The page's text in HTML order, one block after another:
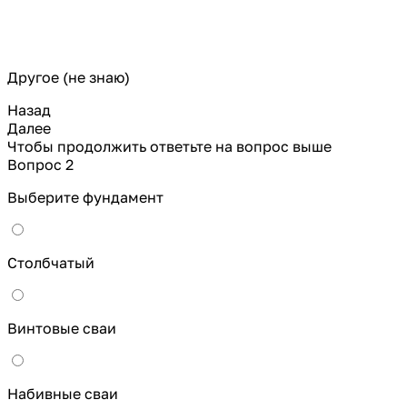
Другое (не знаю)
Назад
Далее
Чтобы продолжить ответьте на вопрос выше
Вопрос 2
Выберите фундамент
Столбчатый
Винтовые сваи
Набивные сваи